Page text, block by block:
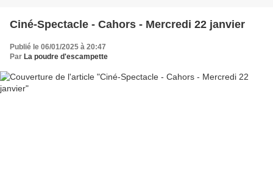
Ciné-Spectacle - Cahors - Mercredi 22 janvier
Publié le 06/01/2025 à 20:47
Par La poudre d'escampette